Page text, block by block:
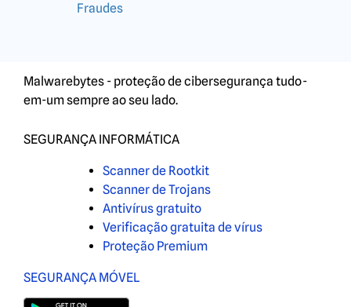
Fraudes
Malwarebytes - proteção de cibersegurança tudo-
em-um sempre ao seu lado.
SEGURANÇA INFORMÁTICA
Scanner de Rootkit
Scanner de Trojans
Antivírus gratuito
Verificação gratuita de vírus
Proteção Premium
SEGURANÇA MÓVEL